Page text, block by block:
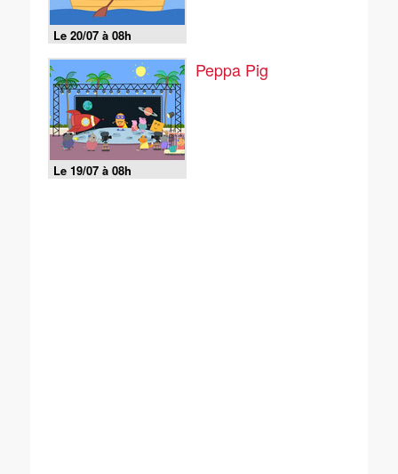
Le 20/07 à 08h
Le 19/07 à 08h
Peppa Pig